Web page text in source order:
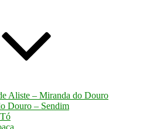
Aliste – Miranda do Douro
Douro – Sendim